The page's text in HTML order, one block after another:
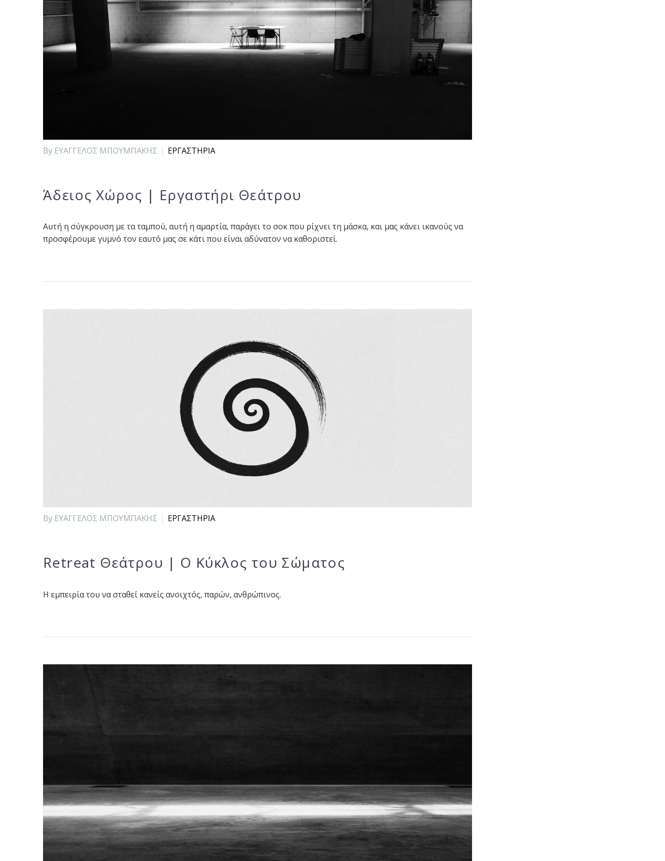
By ΕΥΑΓΓΕΛΟΣ ΜΠΟΥΜΠΑΚΗΣ ΕΡΓΑΣΤΗΡΙΑ
Άδειος Χώρος | Εργαστήρι Θεάτρου
Αυτή η σύγκρουση με τα ταμπού, αυτή η αμαρτία, παράγει το σοκ που ρίχνει τη μάσκα, και μας κάνει ικανούς να
προσφέρουμε γυμνό τον εαυτό μας σε κάτι που είναι αδύνατον να καθοριστεί.
By ΕΥΑΓΓΕΛΟΣ ΜΠΟΥΜΠΑΚΗΣ ΕΡΓΑΣΤΗΡΙΑ
Retreat Θεάτρου | Ο Κύκλος του Σώματος
Η εμπειρία του να σταθεί κανείς ανοιχτός, παρών, ανθρώπινος.